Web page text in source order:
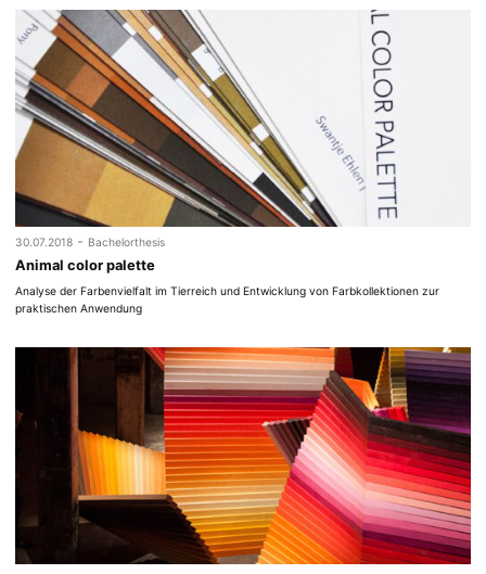
30.07.2018 - Bachelorthesis
Animal color palette
Analyse der Farbenvielfalt im Tierreich und Entwicklung von Farbkollektionen zur
praktischen Anwendung